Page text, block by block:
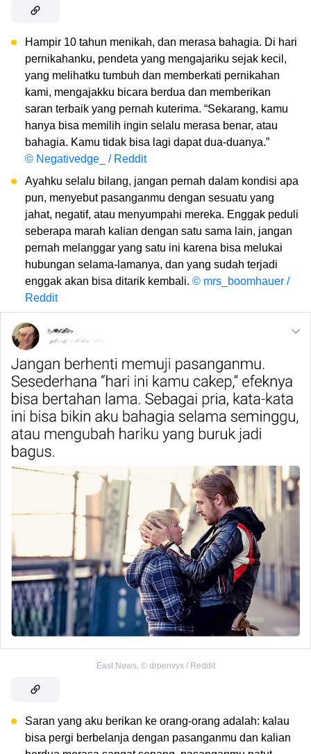
Hampir 10 tahun menikah, dan merasa bahagia. Di hari
pernikahanku, pendeta yang mengajariku sejak kecil,
yang melihatku tumbuh dan memberkati pernikahan
kami, mengajakku bicara berdua dan memberikan
saran terbaik yang pernah kuterima. “Sekarang, kamu
hanya bisa memilih ingin selalu merasa benar, atau
bahagia. Kamu tidak bisa lagi dapat dua-duanya.”
© Negativedge_ / Reddit
Ayahku selalu bilang, jangan pernah dalam kondisi apa
pun, menyebut pasanganmu dengan sesuatu yang
jahat, negatif, atau menyumpahi mereka. Enggak peduli
seberapa marah kalian dengan satu sama lain, jangan
pernah melanggar yang satu ini karena bisa melukai
hubungan selama-lamanya, dan yang sudah terjadi
enggak akan bisa ditarik kembali. © mrs_boomhauer /
Reddit
East News, © drpenvyx / Reddit
Saran yang aku berikan ke orang-orang adalah: kalau
bisa pergi berbelanja dengan pasanganmu dan kalian